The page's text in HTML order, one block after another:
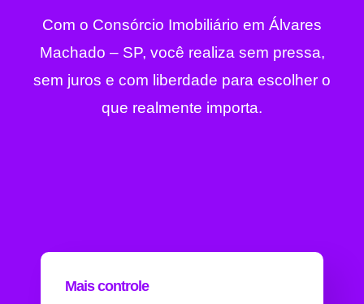
Com o Consórcio Imobiliário em Álvares
Machado – SP, você realiza sem pressa,
sem juros e com liberdade para escolher o
que realmente importa.
Mais controle